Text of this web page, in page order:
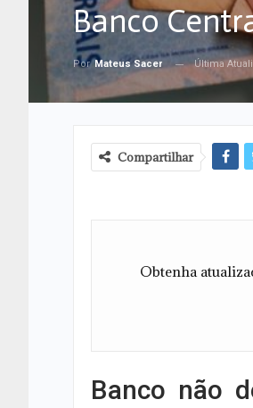
Banco
Por Mateus Sacer Última
Compartilhar
Obtenha
Banco não